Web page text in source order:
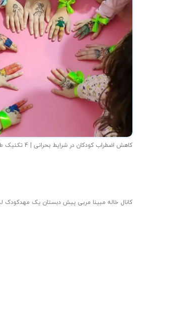
کاهش اضطراب کودکان در شرایط بحرانی | 4 تکنیک طلایی
کانال خاله مبینا مربی پیش دبستان یک مهدکودک